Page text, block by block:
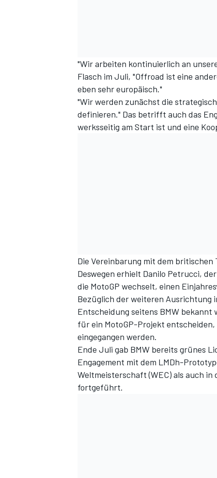
"Wir arbeiten kontinuierlich an
Flasch im Juli, "Offroad ist eine
eben sehr europäisch."
"Wir werden zunächst die
definieren." Das betrifft auch das
werksseitig am Start ist und eine
Die Vereinbarung mit dem
Deswegen erhielt Danilo Petrucci,
die MotoGP wechselt, einen
Bezüglich der weiteren Ausrichtung
Entscheidung seitens BMW
für ein MotoGP-Projekt
eingegangen werden.
Ende Juli gab BMW bereits grünes
Engagement mit dem LMDh-
Weltmeisterschaft (WEC) als auch
fortgeführt.